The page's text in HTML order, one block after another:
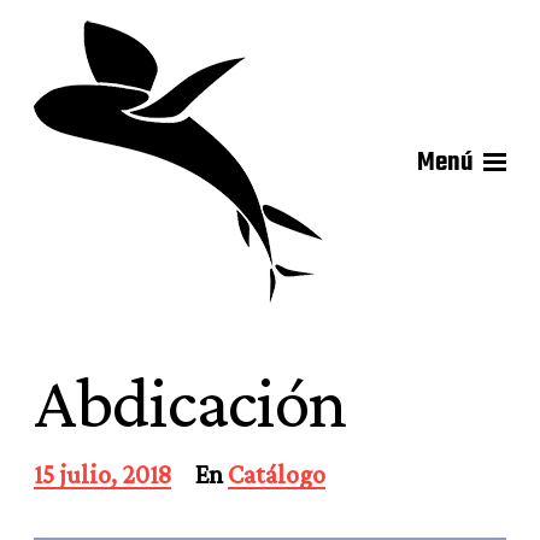
Menú
Abdicación
F
e
15 julio, 2018 EnCatálogo